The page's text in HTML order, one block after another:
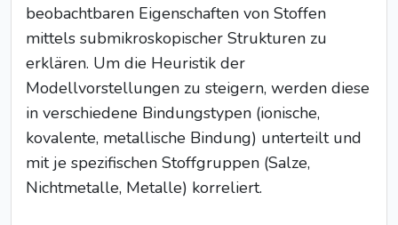
beobachtbaren Eigenschaften von Stoffen
mittels submikroskopischer Strukturen zu
erklären. Um die Heuristik der
Modellvorstellungen zu steigern, werden diese
in verschiedene Bindungstypen (ionische,
kovalente, metallische Bindung) unterteilt und
mit je spezifischen Stoffgruppen (Salze,
Nichtmetalle, Metalle) korreliert.